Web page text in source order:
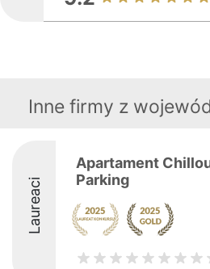
Inne firmy z
Laureaci
Apartament
Parking